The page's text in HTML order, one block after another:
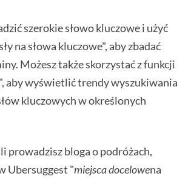
szerokie słowo kluczowe i użyć
na słowa kluczowe", aby zbadać
Możesz także skorzystać z funkcji
aby wyświetlić trendy wyszukiwania
kluczowych w określonych
prowadzisz bloga o podróżach,
Ubersuggest "miejsca docelowena